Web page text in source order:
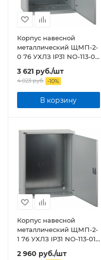
Корпус навесной
металлический ЩМП-2-
0 76 УХЛЗ IP31 NO-113-00
3 621 руб./шт
4 023руб. -10%
В корзину
Корпус навесной
металлический ЩМП-2-
1 76 УХЛЗ IP31 NO-113-01
2 960 руб./шт